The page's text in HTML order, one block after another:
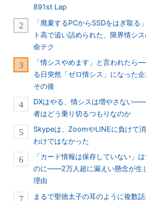
891st Lap
「廃棄するPCからSSDをはぎ取る
ト高で追い詰められた、限界情シ
命テク
「情シスやめます」と言われたら
る日突然「ゼロ情シス」になった
その後
DXはやる、情シスは増やさない
者はどう乗り切るつもりなのか
Skypeは、ZoomやLINEに負けて
わけではなかった
「カード情報は保存していない」
のに――2万人超に漏えい懸念が生
理由
まるで聖徳太子の耳のように複数